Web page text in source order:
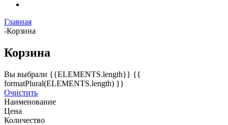
Главная
-Корзина
Корзина
Вы выбрали {{ELEMENTS.length}} {{
formatPlural(ELEMENTS.length) }}
Очистить
Наименование
Цена
Количество